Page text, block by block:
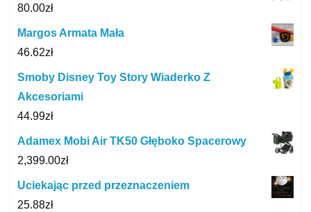
80.00zł
Margos Armata Mała
46.62zł
Smoby Disney Toy Story Wiaderko Z
Akcesoriami
44.99zł
Adamex Mobi Air TK50 Głęboko Spacerowy
2,399.00zł
Uciekając przed przeznaczeniem
25.88zł